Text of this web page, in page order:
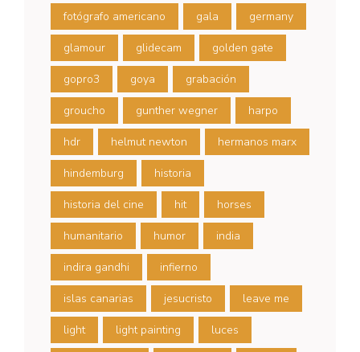
fotógrafo americano gala germany
glamour glidecam golden gate
gopro3 goya grabación
groucho gunther wegner harpo
hdr helmut newton hermanos marx
hindemburg historia
historia del cine hit horses
humanitario humor india
indira gandhi infierno
islas canarias jesucristo leave me
light light painting luces